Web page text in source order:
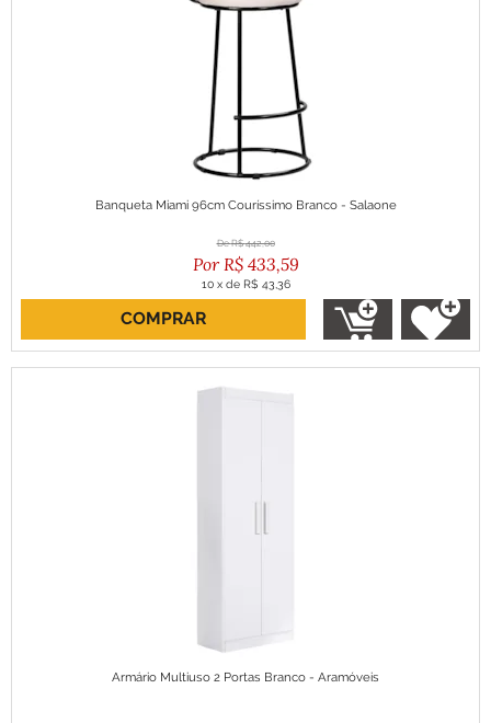
Banqueta Miami 96cm Couríssimo Branco - Salaone
R$ 442,00
R$ 433,59
10 x de R$ 43,36
ou R$ 390,23 no boleto
COMPRAR
Armário Multiuso 2 Portas Branco - Aramóveis